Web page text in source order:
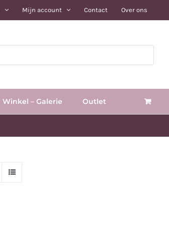
Mijn account Contact Over ons
Winkel – Galerie Outlet